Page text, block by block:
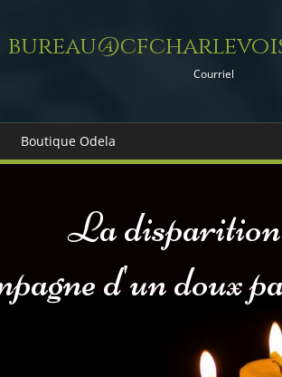
Courriel
Boutique Odela
La disparition
d'un doux